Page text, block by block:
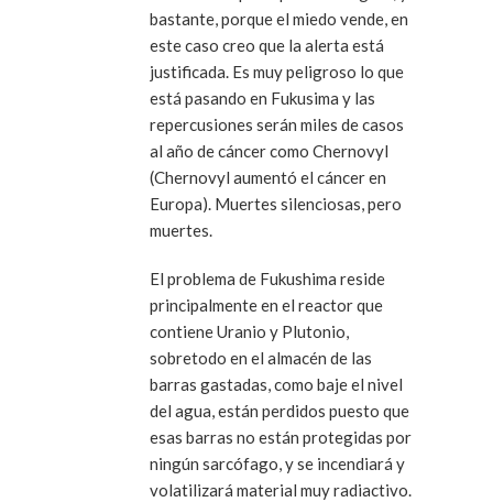
bastante, porque el miedo vende, en
este caso creo que la alerta está
justificada. Es muy peligroso lo que
está pasando en Fukusima y las
repercusiones serán miles de casos
al año de cáncer como Chernovyl
(Chernovyl aumentó el cáncer en
Europa). Muertes silenciosas, pero
muertes.
El problema de Fukushima reside
principalmente en el reactor que
contiene Uranio y Plutonio,
sobretodo en el almacén de las
barras gastadas, como baje el nivel
del agua, están perdidos puesto que
esas barras no están protegidas por
ningún sarcófago, y se incendiará y
volatilizará material muy radiactivo.